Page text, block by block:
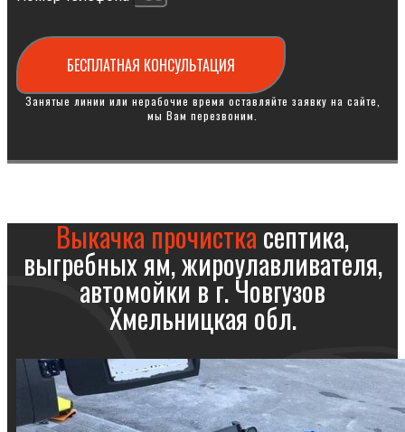
БЕСПЛАТНАЯ КОНСУЛЬТАЦИЯ
Занятые линии или нерабочие время оставляйте заявку на сайте,
мы Вам перезвоним.
Выкачка прочисткасептика,
выгребных ям, жироулавливателя,
автомойки в г. Човгузов
Хмельницкая обл.